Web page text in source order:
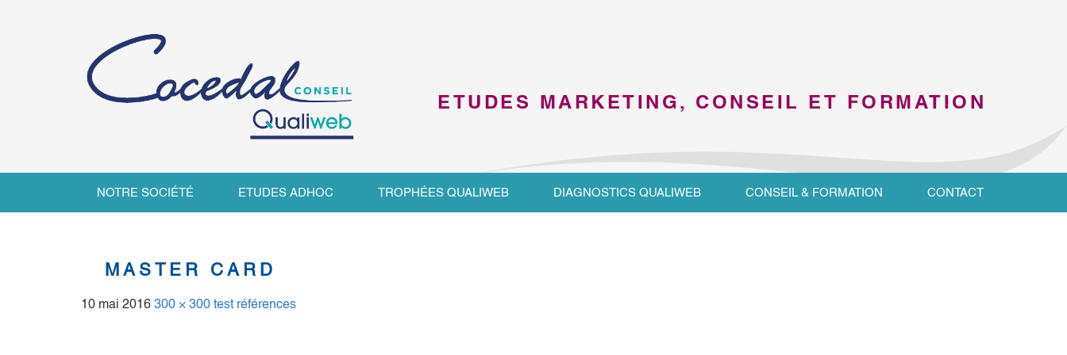
ETUDES MARKETING, CONSEIL ET FORMATION
NOTRE SOCIÉTÉ ETUDES ADHOC TROPHÉES QUALIWEB DIAGNOSTICS QUALIWEB CONSEIL & FORMATION CONTACT
MASTER CARD
10 mai 2016 300 × 300 test références